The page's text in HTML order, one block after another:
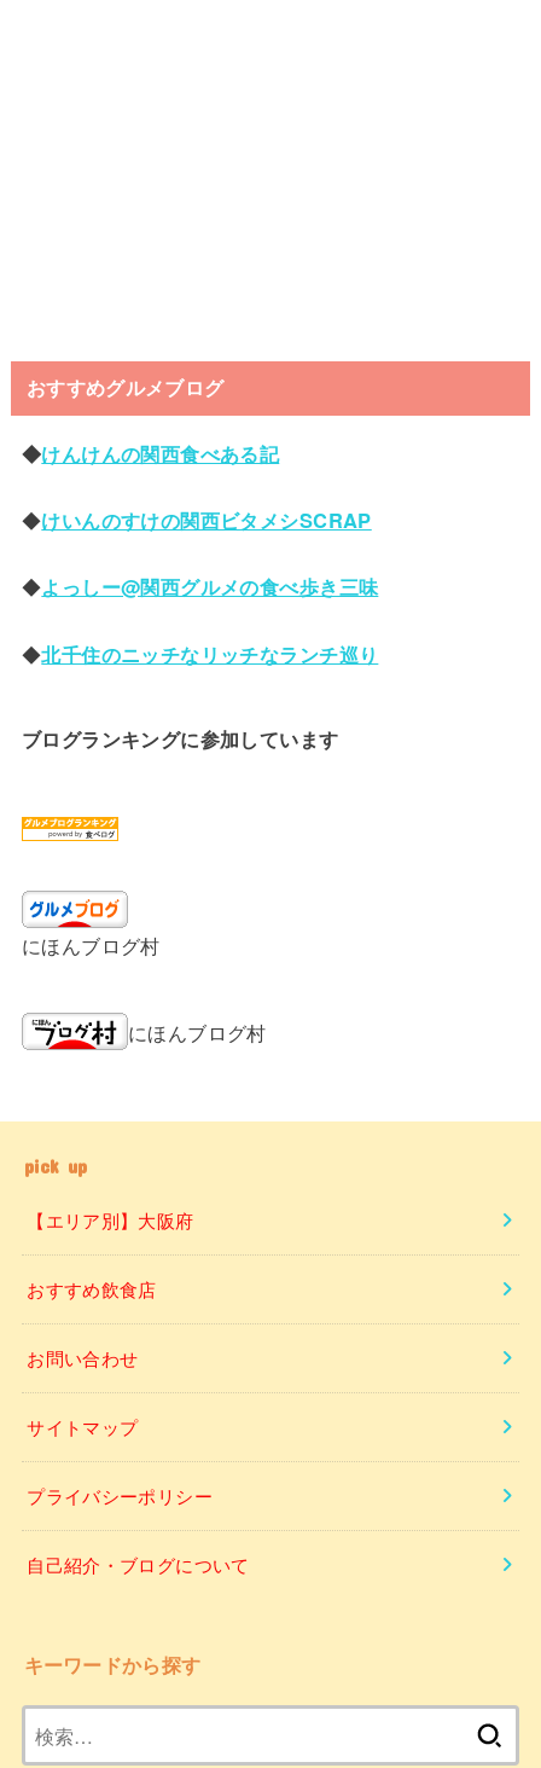
おすすめグルメブログ
◆けんけんの関西食べある記
◆けいんのすけの関西ビタメシSCRAP
◆よっしー@関西グルメの食べ歩き三味
◆北千住のニッチなリッチなランチ巡り
ブログランキングに参加しています
にほんブログ村
にほんブログ村
pick up
【エリア別】大阪府
おすすめ飲食店
お問い合わせ
サイトマップ
プライバシーポリシー
自己紹介・ブログについて
キーワードから探す